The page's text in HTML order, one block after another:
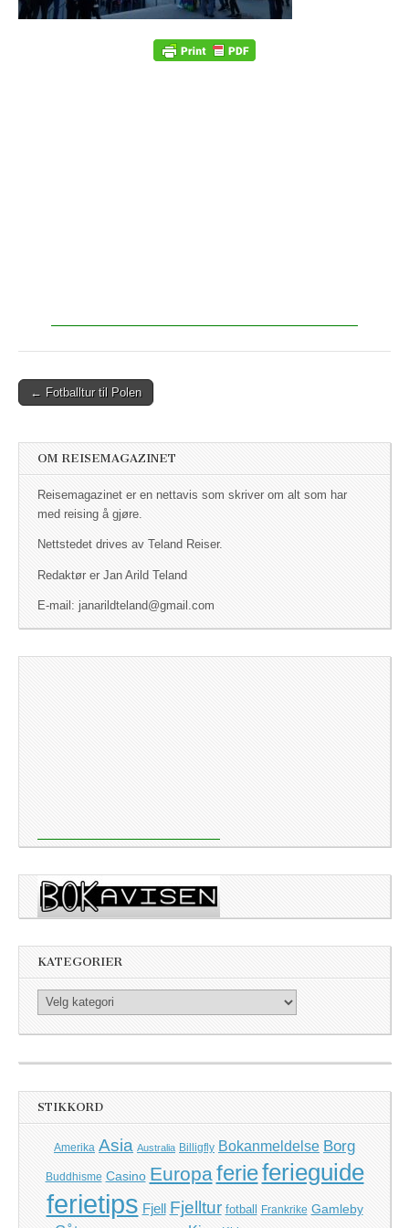
Post navigation
← Fotballtur til Polen
OM REISEMAGAZINET
Reisemagazinet er en nettavis som skriver om alt som har
med reising å gjøre.
Nettstedet drives av Teland Reiser.
Redaktør er Jan Arild Teland
E-mail: janarildteland@gmail.com
KATEGORIER
Kategorier
STIKKORD
Amerika Asia Australia Billigfly Bokanmeldelse Borg
Buddhisme Casino Europaferieferieguide
ferietips Fjell Fjelltur fotball Frankrike Gamleby